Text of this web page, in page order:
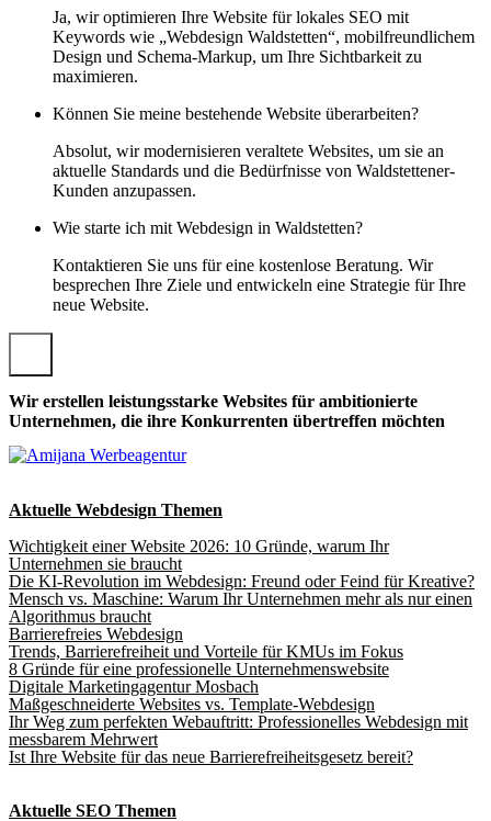
Ja, wir optimieren Ihre Website für lokales SEO mit
Keywords wie „Webdesign Waldstetten“, mobilfreundlichem
Design und Schema-Markup, um Ihre Sichtbarkeit zu
maximieren.
Können Sie meine bestehende Website überarbeiten?
Absolut, wir modernisieren veraltete Websites, um sie an
aktuelle Standards und die Bedürfnisse von Waldstettener-
Kunden anzupassen.
Wie starte ich mit Webdesign in Waldstetten?
Kontaktieren Sie uns für eine kostenlose Beratung. Wir
besprechen Ihre Ziele und entwickeln eine Strategie für Ihre
neue Website.
Wir erstellen leistungsstarke Websites für ambitionierte
Unternehmen, die ihre Konkurrenten übertreffen möchten
Aktuelle Webdesign Themen
Wichtigkeit einer Website 2026: 10 Gründe, warum Ihr
Unternehmen sie braucht
Die KI-Revolution im Webdesign: Freund oder Feind für Kreative?
Mensch vs. Maschine: Warum Ihr Unternehmen mehr als nur einen
Algorithmus braucht
Barrierefreies Webdesign
Trends, Barrierefreiheit und Vorteile für KMUs im Fokus
8 Gründe für eine professionelle Unternehmenswebsite
Digitale Marketingagentur Mosbach
Maßgeschneiderte Websites vs. Template-Webdesign
Ihr Weg zum perfekten Webauftritt: Professionelles Webdesign mit
messbarem Mehrwert
Ist Ihre Website für das neue Barrierefreiheitsgesetz bereit?
Aktuelle SEO Themen